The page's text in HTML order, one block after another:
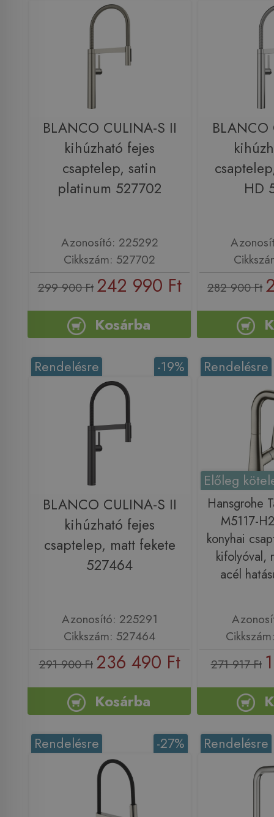
BLANCO CULINA-S II
kihúzható fejes
csaptelep, satin
platinum 527702
Azonosító: 225292
Cikkszám: 527702
299 900 Ft 242 990 Ft
Kosárba
BLANCO
HD
282 900 Ft
-19%
Rendelésre
BLANCO CULINA-S II
kihúzható fejes
csaptelep, matt fekete
527464
Azonosító: 225291
Cikkszám: 527464
291 900 Ft 236 490 Ft
Kosárba
Rendelésre
Előleg
Hansgrohe
M5117-
konyhai
kifolyóval,
acél
271 917 Ft
-27%
Rendelésre Rendelésre